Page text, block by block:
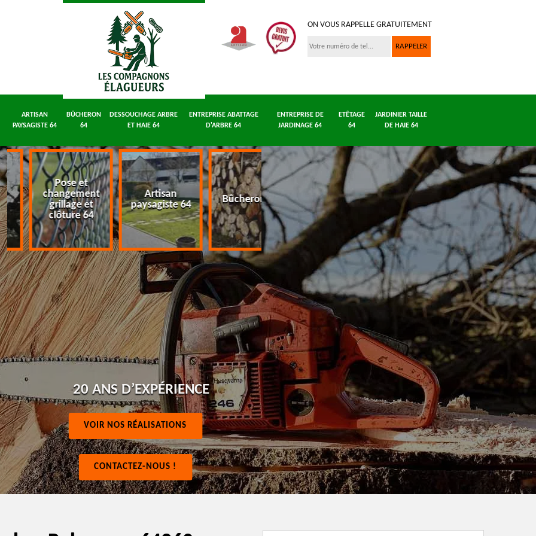
ON VOUS RAPPELLE GRATUITEMENT
ARTISAN
PAYSAGISTE 64
BÛCHERON
64
DESSOUCHAGE ARBRE
ET HAIE 64
ENTREPRISE ABATTAGE
D'ARBRE 64
ENTREPRISE DE
JARDINAGE 64
ETÊTAGE
64
JARDINIER TAILLE
DE HAIE 64
Pose et
changement
grillage et
clôture 64
Artisan
paysagiste 64
Bûcheron 64
Dessouchage
arbre et haie 64
Entreprise
abattage
d'arbre 64
20 ANS D’EXPÉRIENCE
VOIR NOS RÉALISATIONS
CONTACTEZ-NOUS !